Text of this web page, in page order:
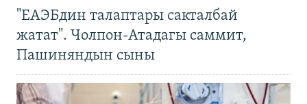
"ЕАЭБдин талаптары сакталбай
жатат". Чолпон-Атадагы саммит,
Пашиняндын сыны